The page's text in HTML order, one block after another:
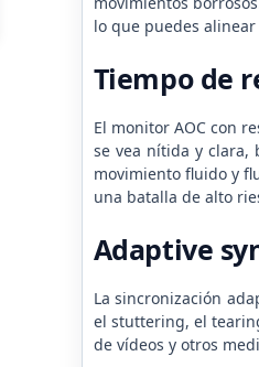
lo que puedes
Tiempo de
El monitor AOC con
se vea nítida y clara,
movimiento fluido y
una batalla de alto
Adaptive
La sincronización
el stuttering, el
de vídeos y otros